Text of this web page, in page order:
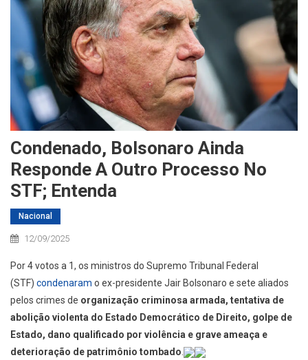
Condenado, Bolsonaro Ainda
Responde A Outro Processo No
STF; Entenda
Nacional
12/09/2025
Por 4 votos a 1, os ministros do Supremo Tribunal Federal
(STF) condenaram o ex-presidente Jair Bolsonaro e sete aliados
pelos crimes de organização criminosa armada, tentativa de
abolição violenta do Estado Democrático de Direito, golpe de
Estado, dano qualificado por violência e grave ameaça e
deterioração de patrimônio tombado